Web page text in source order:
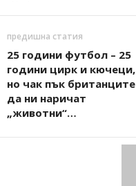
предишна статия
25 години футбол – 25
години цирк и кючеци,
но чак пък британците
да ни наричат
„животни“…